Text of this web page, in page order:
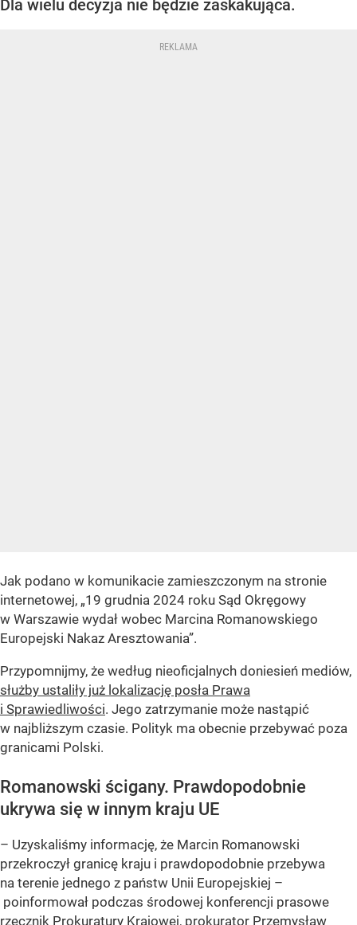
Dla wielu decyzja nie będzie zaskakująca.
Jak podano w komunikacie zamieszczonym na stronie
internetowej, „19 grudnia 2024 roku Sąd Okręgowy
w Warszawie wydał wobec Marcina Romanowskiego
Europejski Nakaz Aresztowania”.
Przypomnijmy, że według nieoficjalnych doniesień mediów,
służby ustaliły już lokalizację posła Prawa
i Sprawiedliwości. Jego zatrzymanie może nastąpić
w najbliższym czasie. Polityk ma obecnie przebywać poza
granicami Polski.
Romanowski ścigany. Prawdopodobnie
ukrywa się w innym kraju UE
– Uzyskaliśmy informację, że Marcin Romanowski
przekroczył granicę kraju i prawdopodobnie przebywa
na terenie jednego z państw Unii Europejskiej –
poinformował podczas środowej konferencji prasowe
rzecznik Prokuratury Krajowej, prokurator Przemysław